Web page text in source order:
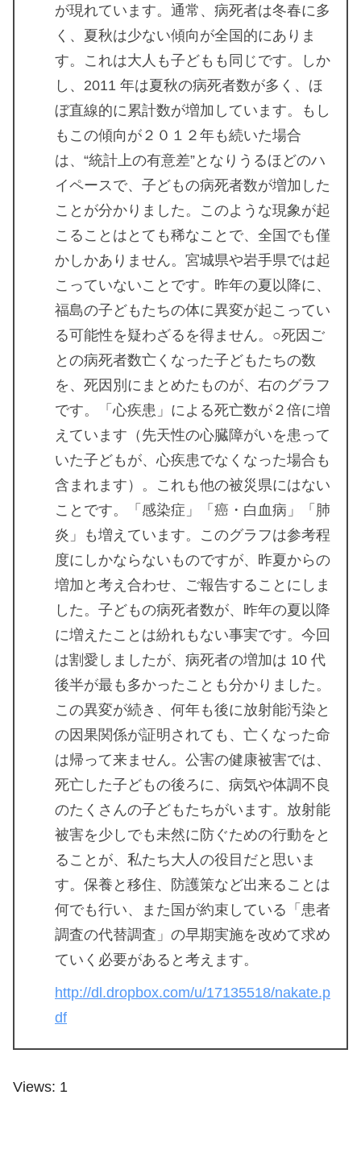
が現れています。通常、病死者は冬春に多
く、夏秋は少ない傾向が全国的にありま
す。これは大人も子どもも同じです。しか
し、2011 年は夏秋の病死者数が多く、ほ
ぼ直線的に累計数が増加しています。もし
もこの傾向が２０１２年も続いた場合
は、“統計上の有意差”となりうるほどのハ
イペースで、子どもの病死者数が増加した
ことが分かりました。このような現象が起
こることはとても稀なことで、全国でも僅
かしかありません。宮城県や岩手県では起
こっていないことです。昨年の夏以降に、
福島の子どもたちの体に異変が起こってい
る可能性を疑わざるを得ません。○死因ご
との病死者数亡くなった子どもたちの数
を、死因別にまとめたものが、右のグラフ
です。「心疾患」による死亡数が２倍に増
えています（先天性の心臓障がいを患って
いた子どもが、心疾患でなくなった場合も
含まれます）。これも他の被災県にはない
ことです。「感染症」「癌・白血病」「肺
炎」も増えています。このグラフは参考程
度にしかならないものですが、昨夏からの
増加と考え合わせ、ご報告することにしま
した。子どもの病死者数が、昨年の夏以降
に増えたことは紛れもない事実です。今回
は割愛しましたが、病死者の増加は 10 代
後半が最も多かったことも分かりました。
この異変が続き、何年も後に放射能汚染と
の因果関係が証明されても、亡くなった命
は帰って来ません。公害の健康被害では、
死亡した子どもの後ろに、病気や体調不良
のたくさんの子どもたちがいます。放射能
被害を少しでも未然に防ぐための行動をと
ることが、私たち大人の役目だと思いま
す。保養と移住、防護策など出来ることは
何でも行い、また国が約束している「患者
調査の代替調査」の早期実施を改めて求め
ていく必要があると考えます。
http://dl.dropbox.com/u/17135518/nakate.p
df
Views: 1